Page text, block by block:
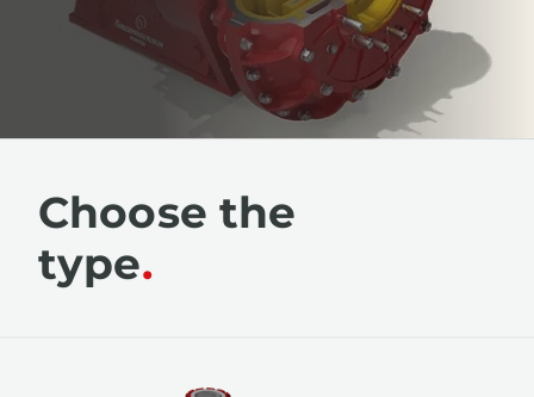
Choose the
type